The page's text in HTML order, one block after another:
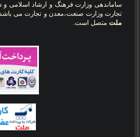
ساماندهی وزارت فرهنگ و ارشاد اسلامی و
تجارت وزارت صنعت،معدن و تجارت می
ملت متصل است.